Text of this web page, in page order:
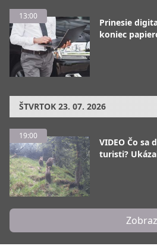
13:00
Prinesie
koniec
ŠTVRTOK 23. 07. 2026
19:00
VIDEO Čo sa
turisti?